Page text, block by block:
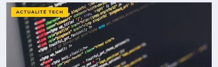
ACTUALITÉ TECH